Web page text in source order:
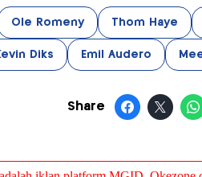
Ole Romeny Thom Haye
Diks Emil Audero
Share